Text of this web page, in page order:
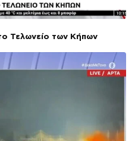
Τελωνείο των Κήπων